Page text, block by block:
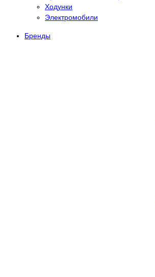
Ходунки
Электромобили
Бренды